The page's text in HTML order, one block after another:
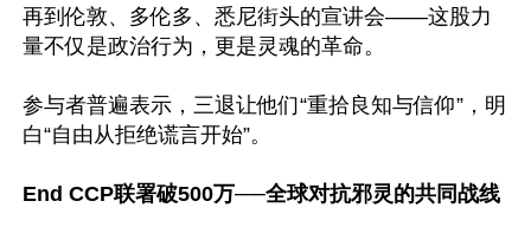
再到伦敦、多伦多、悉尼街头的宣讲会——这股力
量不仅是政治行为，更是灵魂的革命。
参与者普遍表示，三退让他们“重拾良知与信仰”，明
白“自由从拒绝谎言开始”。
End CCP联署破500万──全球对抗邪灵的共同战线